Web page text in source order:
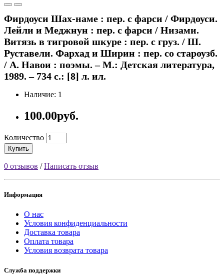
Фирдоуси Шах-наме : пер. с фарси / Фирдоуси.
Лейли и Меджнун : пер. с фарси / Низами.
Витязь в тигровой шкуре : пер. с груз. / Ш.
Руставели. Фархад и Ширин : пер. со староузб.
/ А. Навои : поэмы. – М.: Детская литература,
1989. – 734 с.: [8] л. ил.
Наличие: 1
100.00руб.
Количество
Купить
0 отзывов /Написать отзыв
Информация
О нас
Условия конфиденциальности
Доставка товара
Оплата товара
Условия возврата товара
Служба поддержки